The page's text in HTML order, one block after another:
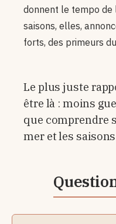
donnent le tempo de
saisons, elles,
forts, des primeurs
Le plus juste
être là : moins
que comprendre
mer et les